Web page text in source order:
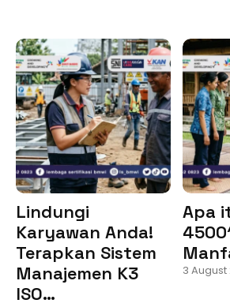
Lindungi
Karyawan Anda!
Terapkan Sistem
Manajemen K3
ISO…
Apa
3 August